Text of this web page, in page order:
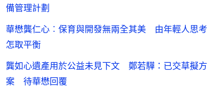
備管理計劃
華懋龔仁心︰保育與開發無兩全其美 由年輕人思考
怎取平衡
龔如心遺產用於公益未見下文 鄭若驊：已交草擬方
案 待華懋回覆